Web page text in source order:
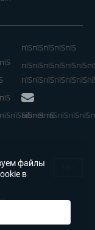
пїЅпїЅпїЅпїЅпїЅ
Sibnet
файлы
в